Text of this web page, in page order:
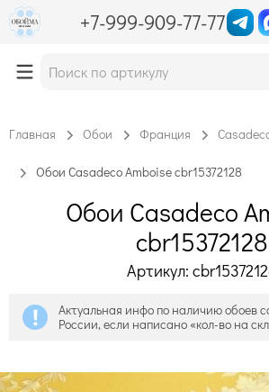
+7-999-909-77-77
Главная Обои Франция
Обои Casadeco Amboise cbr15372128
Обои Casadeco
cbr15372128
Артикул:
Актуальная инфо по наличию обоев
России, если написано «кол-во на